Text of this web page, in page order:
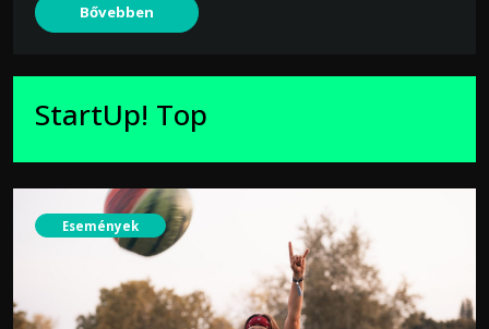
Bővebben
StartUp! Top
Események